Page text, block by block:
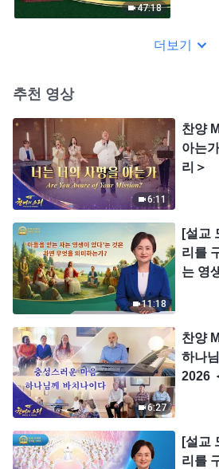
47:18
더보기
추천 영상
6:11
찬양
아는
리＞
11:18
[설교
리를
는 영
6:27
찬양
하나
2026
[설교
리를